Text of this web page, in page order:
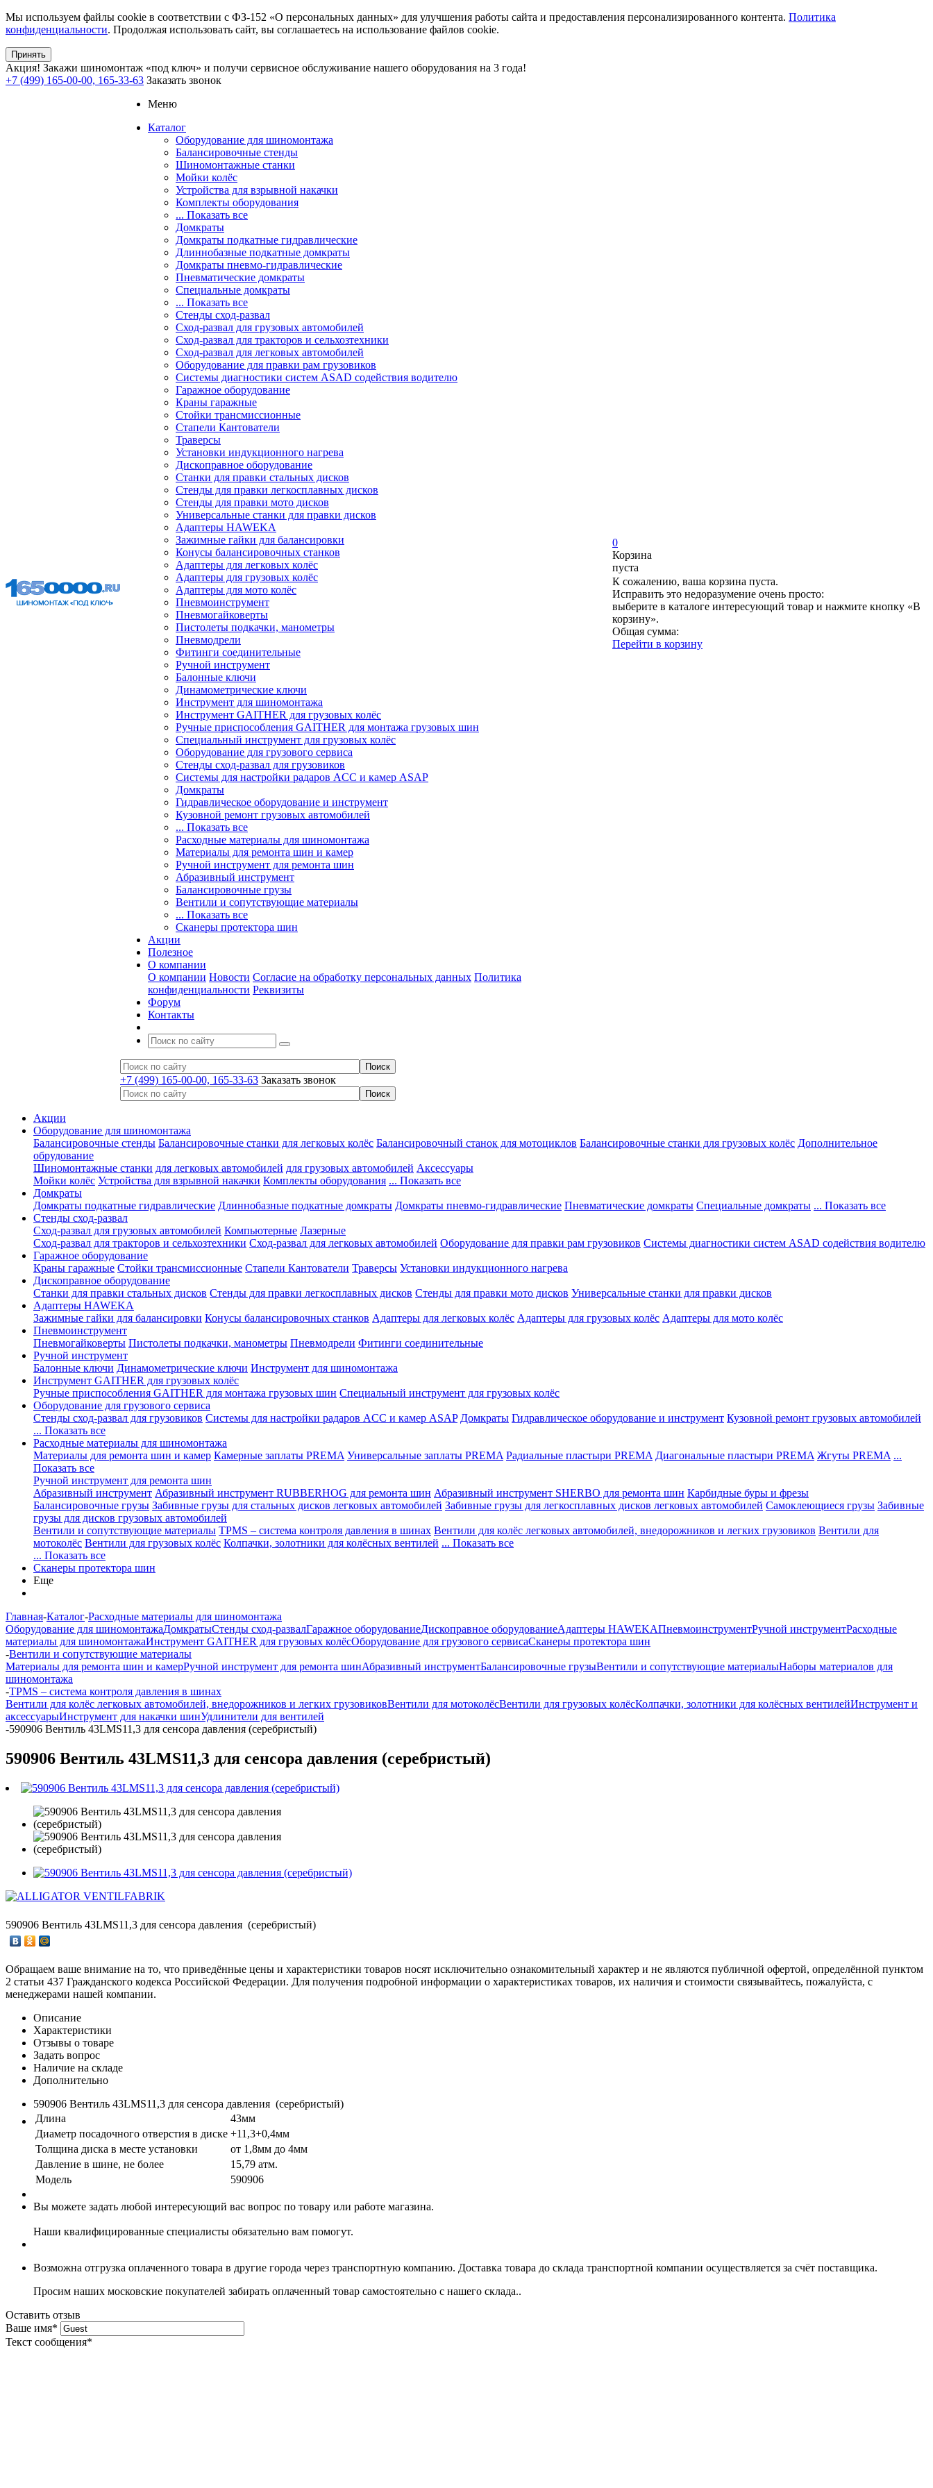
Мы используем файлы cookie в соответствии с ФЗ-152 «О персональных данных» для улучшения работы сайта и предоставления персонализированного контента. Политика
конфиденциальности. Продолжая использовать сайт, вы соглашаетесь на использование файлов cookie.
Принять
Акция! Закажи шиномонтаж «под ключ» и получи сервисное обслуживание нашего оборудования на 3 года!
+7 (499) 165-00-00, 165-33-63 Заказать звонок
Меню
Каталог
Оборудование для шиномонтажа
Балансировочные стенды
Шиномонтажные станки
Мойки колёс
Устройства для взрывной накачки
Комплекты оборудования
... Показать все
Домкраты
Домкраты подкатные гидравлические
Длиннобазные подкатные домкраты
Домкраты пневмо-гидравлические
Пневматические домкраты
Специальные домкраты
... Показать все
Стенды сход-развал
Сход-развал для грузовых автомобилей
Сход-развал для тракторов и сельхозтехники
Сход-развал для легковых автомобилей
Оборудование для правки рам грузовиков
Системы диагностики систем ASAD содействия водителю
Гаражное оборудование
Краны гаражные
Стойки трансмиссионные
Стапели Кантователи
Траверсы
Установки индукционного нагрева
Дископравное оборудование
Станки для правки стальных дисков
Стенды для правки легкосплавных дисков
Стенды для правки мото дисков
Универсальные станки для правки дисков
Адаптеры HAWEKA
Зажимные гайки для балансировки
Конусы балансировочных станков
Адаптеры для легковых колёс
Адаптеры для грузовых колёс
Адаптеры для мото колёс
Пневмоинструмент
Пневмогайковерты
Пистолеты подкачки, манометры
Пневмодрели
Фитинги соединительные
Ручной инструмент
Балонные ключи
Динамометрические ключи
Инструмент для шиномонтажа
Инструмент GAITHER для грузовых колёс
Ручные приспособления GAITHER для монтажа грузовых шин
Специальный инструмент для грузовых колёс
Оборудование для грузового сервиса
Стенды сход-развал для грузовиков
Системы для настройки радаров ACC и камер ASAP
Домкраты
Гидравлическое оборудование и инструмент
Кузовной ремонт грузовых автомобилей
... Показать все
Расходные материалы для шиномонтажа
Материалы для ремонта шин и камер
Ручной инструмент для ремонта шин
Абразивный инструмент
Балансировочные грузы
Вентили и сопутствующие материалы
... Показать все
Сканеры протектора шин
Акции
Полезное
О компании
О компании Новости Согласие на обработку персональных данных Политика
конфиденциальности Реквизиты
Форум
Контакты
+7 (499) 165-00-00, 165-33-63 Заказать звонок
0
Корзина
пуста
К сожалению, ваша корзина пуста.
Исправить это недоразумение очень просто:
выберите в каталоге интересующий товар и нажмите кнопку «В
корзину».
Общая сумма:
Перейти в корзину
Акции
Оборудование для шиномонтажа
Балансировочные стенды Балансировочные станки для легковых колёс Балансировочный станок для мотоциклов Балансировочные станки для грузовых колёс Дополнительное
обрудование
Шиномонтажные станки для легковых автомобилей для грузовых автомобилей Аксессуары
Мойки колёс Устройства для взрывной накачки Комплекты оборудования ... Показать все
Домкраты
Домкраты подкатные гидравлические Длиннобазные подкатные домкраты Домкраты пневмо-гидравлические Пневматические домкраты Специальные домкраты ... Показать все
Стенды сход-развал
Сход-развал для грузовых автомобилей Компьютерные Лазерные
Сход-развал для тракторов и сельхозтехники Сход-развал для легковых автомобилей Оборудование для правки рам грузовиков Системы диагностики систем ASAD содействия водителю
Гаражное оборудование
Краны гаражные Стойки трансмиссионные Стапели Кантователи Траверсы Установки индукционного нагрева
Дископравное оборудование
Станки для правки стальных дисков Стенды для правки легкосплавных дисков Стенды для правки мото дисков Универсальные станки для правки дисков
Адаптеры HAWEKA
Зажимные гайки для балансировки Конусы балансировочных станков Адаптеры для легковых колёс Адаптеры для грузовых колёс Адаптеры для мото колёс
Пневмоинструмент
Пневмогайковерты Пистолеты подкачки, манометры Пневмодрели Фитинги соединительные
Ручной инструмент
Балонные ключи Динамометрические ключи Инструмент для шиномонтажа
Инструмент GAITHER для грузовых колёс
Ручные приспособления GAITHER для монтажа грузовых шин Специальный инструмент для грузовых колёс
Оборудование для грузового сервиса
Стенды сход-развал для грузовиков Системы для настройки радаров ACC и камер ASAP Домкраты Гидравлическое оборудование и инструмент Кузовной ремонт грузовых автомобилей
... Показать все
Расходные материалы для шиномонтажа
Материалы для ремонта шин и камер Камерные заплаты PREMA Универсальные заплаты PREMA Радиальные пластыри PREMA Диагональные пластыри PREMA Жгуты PREMA ...
Показать все
Ручной инструмент для ремонта шин
Абразивный инструмент Абразивный инструмент RUBBERHOG для ремонта шин Абразивный инструмент SHERBO для ремонта шин Карбидные буры и фрезы
Балансировочные грузы Забивные грузы для стальных дисков легковых автомобилей Забивные грузы для легкосплавных дисков легковых автомобилей Самоклеющиеся грузы Забивные
грузы для дисков грузовых автомобилей
Вентили и сопутствующие материалы TPMS – система контроля давления в шинах Вентили для колёс легковых автомобилей, внедорожников и легких грузовиков Вентили для
мотоколёс Вентили для грузовых колёс Колпачки, золотники для колёсных вентилей ... Показать все
... Показать все
Сканеры протектора шин
Еще
Главная-Каталог-Расходные материалы для шиномонтажа
Оборудование для шиномонтажаДомкратыСтенды сход-развалГаражное оборудованиеДископравное оборудованиеАдаптеры HAWEKAПневмоинструментРучной инструментРасходные
материалы для шиномонтажаИнструмент GAITHER для грузовых колёсОборудование для грузового сервисаСканеры протектора шин
-Вентили и сопутствующие материалы
Материалы для ремонта шин и камерРучной инструмент для ремонта шинАбразивный инструментБалансировочные грузыВентили и сопутствующие материалыНаборы материалов для
шиномонтажа
-TPMS – система контроля давления в шинах
Вентили для колёс легковых автомобилей, внедорожников и легких грузовиковВентили для мотоколёсВентили для грузовых колёсКолпачки, золотники для колёсных вентилейИнструмент и
аксессуарыИнструмент для накачки шинУдлинители для вентилей
-590906 Вентиль 43LMS11,3 для сенсора давления (серебристый)
590906 Вентиль 43LMS11,3 для сенсора давления (серебристый)
590906 Вентиль 43LMS11,3 для сенсора давления (серебристый)
Обращаем ваше внимание на то, что приведённые цены и характеристики товаров носят исключительно ознакомительный характер и не являются публичной офертой, определённой пунктом
2 статьи 437 Гражданского кодекса Российской Федерации. Для получения подробной информации о характеристиках товаров, их наличия и стоимости связывайтесь, пожалуйста, с
менеджерами нашей компании.
Описание
Характеристики
Отзывы о товаре
Задать вопрос
Наличие на складе
Дополнительно
590906 Вентиль 43LMS11,3 для сенсора давления (серебристый)
Длина
43мм
Диаметр посадочного отверстия в диске +11,3+0,4мм
Толщина диска в месте установки
от 1,8мм до 4мм
Давление в шине, не более
15,79 атм.
Модель
590906
Вы можете задать любой интересующий вас вопрос по товару или работе магазина.
Наши квалифицированные специалисты обязательно вам помогут.
Возможна отгрузка оплаченного товара в другие города через транспортную компанию. Доставка товара до склада транспортной компании осуществляется за счёт поставщика.
Просим наших московские покупателей забирать оплаченный товар самостоятельно с нашего склада..
Оставить отзыв
Ваше имя*
Текст сообщения*